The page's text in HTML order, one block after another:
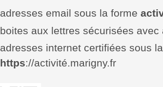
adresses email sous la forme
boites aux lettres sécurisées avec
adresses internet certifiées sous
https://activité.marigny.fr